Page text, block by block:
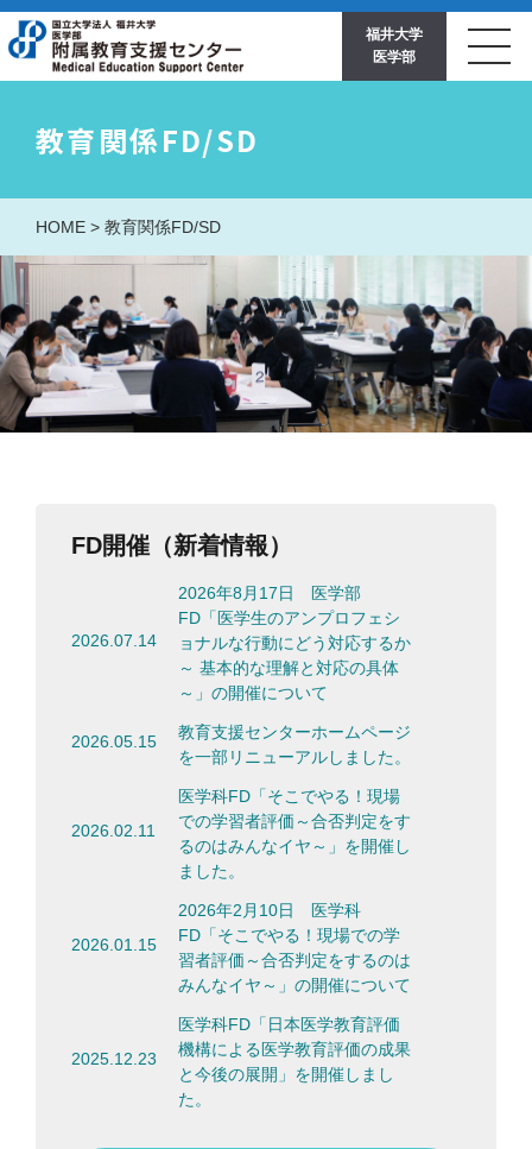
福井大学
医学部
教育関係FD/SD
HOME > 教育関係FD/SD
FD開催（新着情報）
2026.07.14
2026年8月17日 医学部
FD「医学生のアンプロフェシ
ョナルな行動にどう対応するか
～ 基本的な理解と対応の具体
～」の開催について
2026.05.15
教育支援センターホームページ
を一部リニューアルしました。
2026.02.11
医学科FD「そこでやる！現場
での学習者評価～合否判定をす
るのはみんなイヤ～」を開催し
ました。
2026.01.15
2026年2月10日 医学科
FD「そこでやる！現場での学
習者評価～合否判定をするのは
みんなイヤ～」の開催について
2025.12.23
医学科FD「日本医学教育評価
機構による医学教育評価の成果
と今後の展開」を開催しまし
た。